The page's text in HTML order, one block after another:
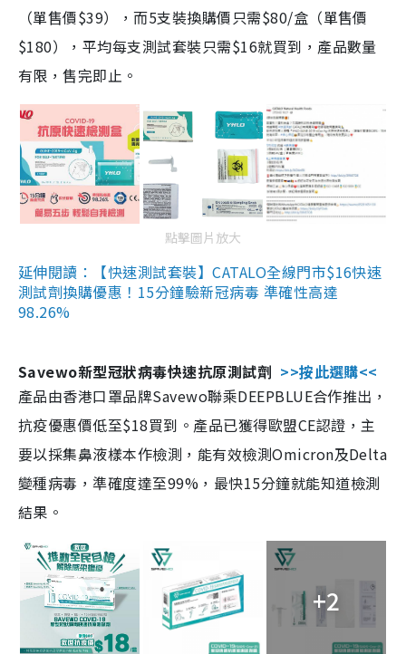
（單售價$39），而5支裝換購價只需$80/盒（單售價
$180），平均每支測試套裝只需$16就買到，產品數量
有限，售完即止。
點擊圖片放大
延伸閱讀：【快速測試套裝】CATALO全線門市$16快速
測試劑換購優惠！15分鐘驗新冠病毒 準確性高達
98.26%
Savewo新型冠狀病毒快速抗原測試劑 >>按此選購<<
產品由香港口罩品牌Savewo聯乘DEEPBLUE合作推出，
抗疫優惠價低至$18買到。產品已獲得歐盟CE認證，主
要以採集鼻液樣本作檢測，能有效檢測Omicron及Delta
變種病毒，準確度達至99%，最快15分鐘就能知道檢測
結果。
+2